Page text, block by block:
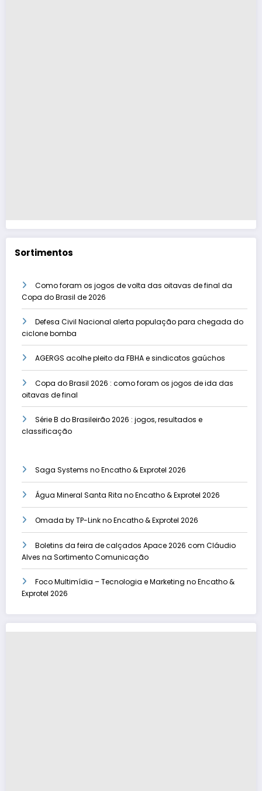
Sortimentos
Como foram os jogos de volta das oitavas de final da
Copa do Brasil de 2026
Defesa Civil Nacional alerta população para chegada do
ciclone bomba
AGERGS acolhe pleito da FBHA e sindicatos gaúchos
Copa do Brasil 2026 : como foram os jogos de ida das
oitavas de final
Série B do Brasileirão 2026 : jogos, resultados e
classificação
Saga Systems no Encatho & Exprotel 2026
Água Mineral Santa Rita no Encatho & Exprotel 2026
Omada by TP-Link no Encatho & Exprotel 2026
Boletins da feira de calçados Apace 2026 com Cláudio
Alves na Sortimento Comunicação
Foco Multimídia – Tecnologia e Marketing no Encatho &
Exprotel 2026